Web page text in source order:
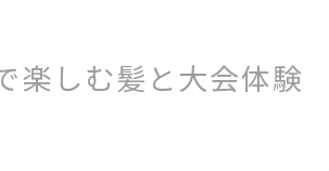
ー体験で心も髪もリフレッシュ
を叶えるトリートメントの魅力
を与えるトリートメントの秘密
楽しむ髪と大会体験